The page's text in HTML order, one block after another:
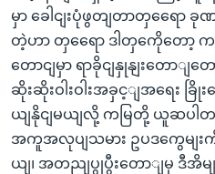
မှာ ခေါငျးပုံဖွတျတာတှရေော ခု
တဲ့ဟာ တှရေော ဒါတှကေိုတော့
တောငျမှာ ရာခိုငျနှုနျးတောျတေ
ဆိုးဆိုးဝါးဝါးအခှင့ျအရေး ခ
ယျနိုငျမယျလို့ ကမြတို့ ယူဆပါ
အကူအလုပျသမား ဥပဒကွေမျး
ယျ၊ အတညျပွုပွီးတောျမှ ဒီ